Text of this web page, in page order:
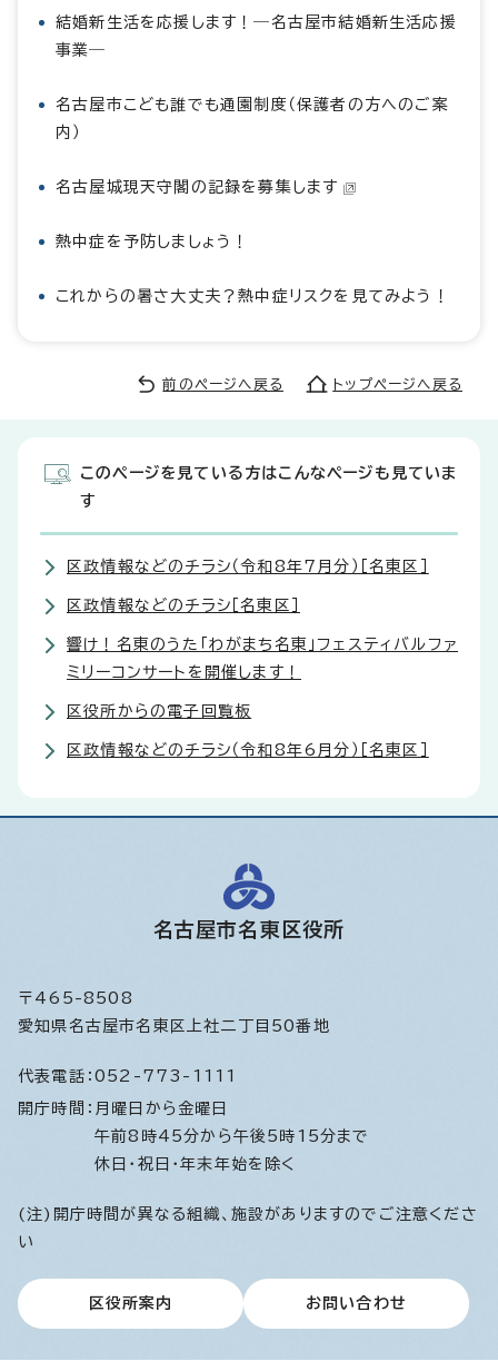
結婚新生活を応援します！―名古屋市結婚新生活応援
事業―
名古屋市こども誰でも通園制度（保護者の方へのご案
内）
名古屋城現天守閣の記録を募集します
熱中症を予防しましょう！
これからの暑さ大丈夫？熱中症リスクを見てみよう！
前のページへ戻る トップページへ戻る
このページを見ている方はこんなページも見ていま
す
区政情報などのチラシ（令和8年7月分）［名東区］
区政情報などのチラシ［名東区］
響け！名東のうた「わがまち名東」フェスティバルファ
ミリーコンサートを開催します！
区役所からの電子回覧板
区政情報などのチラシ（令和8年6月分）［名東区］
名古屋市名東区役所
〒465-8508
愛知県名古屋市名東区上社二丁目50番地
代表電話： 052-773-1111
開庁時間： 月曜日から金曜日
午前8時45分から午後5時15分まで
休日・祝日・年末年始を除く
(注)開庁時間が異なる組織、施設がありますのでご注意くださ
い
区役所案内 お問い合わせ